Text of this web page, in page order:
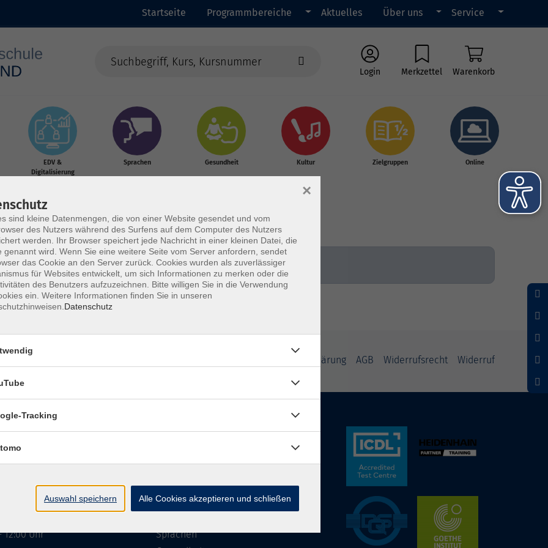
Startseite Programmbereiche Aktuelles Über uns Service
Login Merkzettel Warenkorb
EDV &
Digitalisierung
Sprachen Gesundheit Kultur Zielgruppen Online
Datenschutzerklärung AGB Widerrufsrecht Widerruf
bis Donnerstag
12:00 Uhr
Programmbereiche
vhs akademie
Gesellschaft
Beruf & Karriere
Sprachen
sind kleine Datenmengen, die von einer Website gesendet und vom
des Nutzers während des Surfens auf dem Computer des Nutzers
werden. Ihr Browser speichert jede Nachricht in einer kleinen Datei, die
genannt wird. Wenn Sie eine weitere Seite vom Server anfordern, sendet
das Cookie an den Server zurück. Cookies wurden als zuverlässiger
für Websites entwickelt, um sich Informationen zu merken oder die
des Benutzers aufzuzeichnen. Bitte willigen Sie in die Verwendung
ein. Weitere Informationen finden Sie in unseren
Datenschutz
×
Tracking
Auswahl speichern Alle Cookies akzeptieren und schließen